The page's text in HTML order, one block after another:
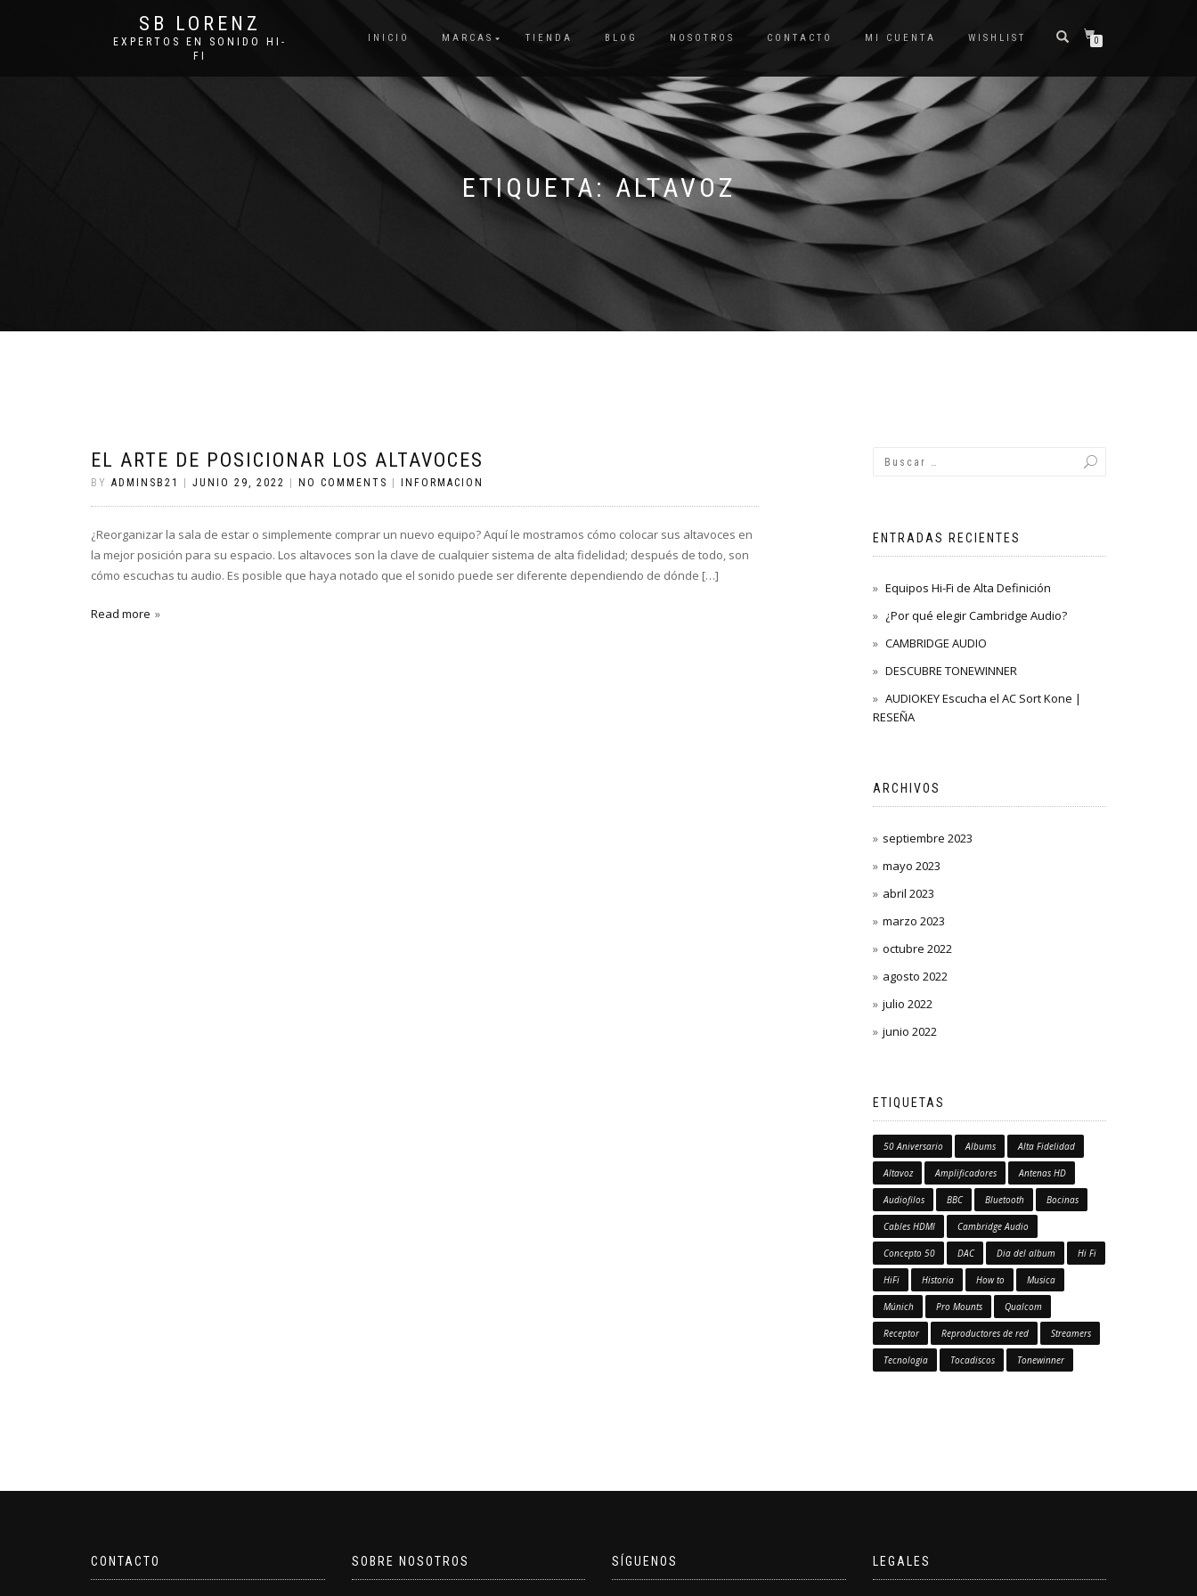
SB LORENZ
EXPERTOS EN SONIDO HI-
FI
INICIO MARCAS TIENDA BLOG NOSOTROS CONTACTO MI CUENTA WISHLIST 0
ETIQUETA:ALTAVOZ
EL ARTE DE POSICIONAR LOS ALTAVOCES
BY ADMINSB21 JUNIO 29, 2022 NO COMMENTS INFORMACION
¿Reorganizar la sala de estar o simplemente comprar un nuevo equipo? Aquí le mostramos cómo colocar sus altavoces en
la mejor posición para su espacio. Los altavoces son la clave de cualquier sistema de alta fidelidad; después de todo, son
cómo escuchas tu audio. Es posible que haya notado que el sonido puede ser diferente dependiendo de dónde […]
Read more
ENTRADAS RECIENTES
Equipos Hi-Fi de Alta Definición
¿Por qué elegir Cambridge Audio?
CAMBRIDGE AUDIO
DESCUBRE TONEWINNER
AUDIOKEY Escucha el AC Sort Kone |
RESEÑA
ARCHIVOS
septiembre 2023
mayo 2023
abril 2023
marzo 2023
octubre 2022
agosto 2022
julio 2022
junio 2022
ETIQUETAS
50 Aniversario Albums Alta Fidelidad
Altavoz Amplificadores Antenas HD
Audiofilos BBC Bluetooth Bocinas
Cables HDMI Cambridge Audio
Concepto 50 DAC Dia del album Hi Fi
HiFi Historia How to Musica
Múnich Pro Mounts Qualcom
Receptor Reproductores de red Streamers
Tecnologia Tocadiscos Tonewinner
CONTACTO SOBRE NOSOTROS SÍGUENOS LEGALES